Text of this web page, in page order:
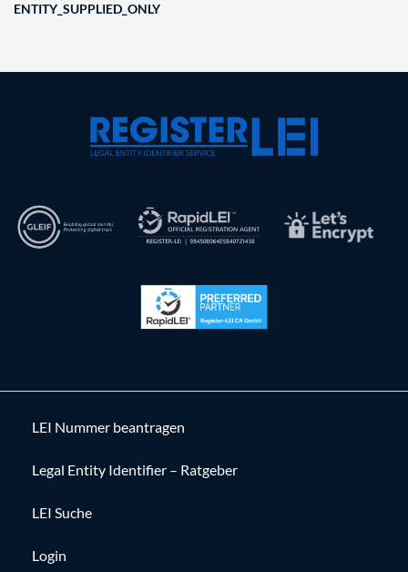
ENTITY_SUPPLIED_ONLY
LEI Nummer beantragen
Legal Entity Identifier – Ratgeber
LEI Suche
Login